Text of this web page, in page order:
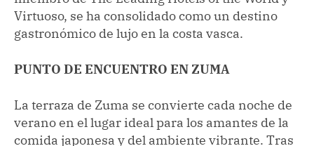
Virtuoso, se ha consolidado como un destino
gastronómico de lujo en la costa vasca.
PUNTO DE ENCUENTRO EN ZUMA
La terraza de Zuma se convierte cada noche de
verano en el lugar ideal para los amantes de la
comida japonesa y del ambiente vibrante. Tras